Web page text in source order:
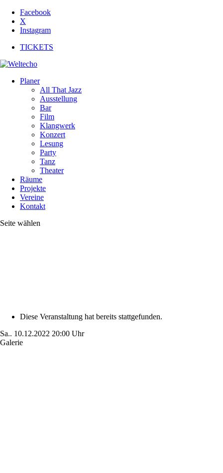
Facebook
X
Instagram
TICKETS
Planer
All That Jazz
Ausstellung
Bar
Film
Klangwerk
Konzert
Lesung
Party
Tanz
Theater
Räume
Projekte
Vereine
Kontakt
Seite wählen
Diese Veranstaltung hat bereits stattgefunden.
Sa.. 10.12.2022 20:00 Uhr
Galerie